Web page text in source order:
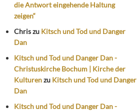
die Antwort eingehende Haltung
zeigen“
Chriszu Kitsch und Tod und Danger
Dan
Kitsch und Tod und Danger Dan -
Christuskirche Bochum | Kirche der
Kulturenzu Kitsch und Tod und Danger
Dan
Kitsch und Tod und Danger Dan -